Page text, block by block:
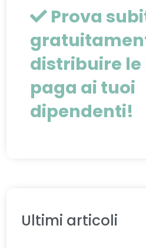
Prova
distribuire le
paga ai tuoi
dipendenti!
Ultimi articoli